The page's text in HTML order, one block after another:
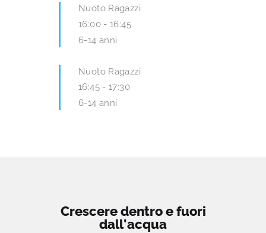
Nuoto Ragazzi
16:00 -16:45
6-14 anni
Nuoto Ragazzi
16:45 -17:30
6-14 anni
Crescere dentro e fuori
dall'acqua